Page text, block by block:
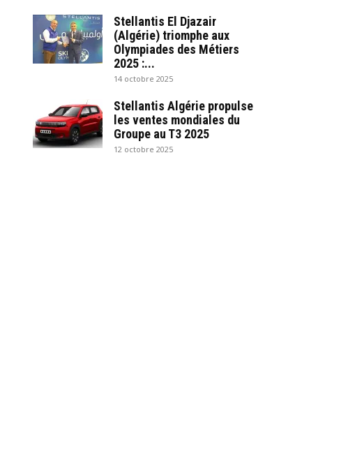
Stellantis El Djazair
(Algérie) triomphe aux
Olympiades des Métiers
2025 :...
14 octobre 2025
Stellantis Algérie propulse
les ventes mondiales du
Groupe au T3 2025
12 octobre 2025